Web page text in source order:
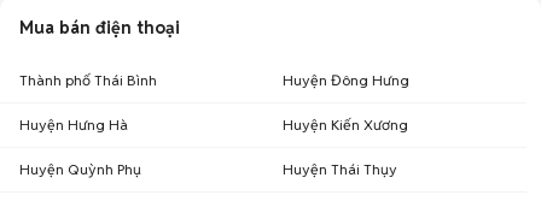
Mua bán điện thoại
Thành phố Thái Bình Huyện Đông Hưng
Huyện Hưng Hà Huyện Kiến Xương
Huyện Quỳnh Phụ Huyện Thái Thụy